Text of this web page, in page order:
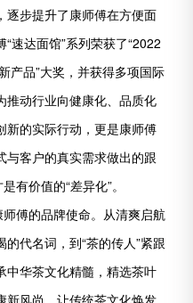
逐步提升了康师傅在方便面
速达面馆”系列荣获了“2022
品”大奖，并获得多项国际
推动行业向健康化、品质化
新的实际行动，更是康师傅
与客户的真实需求做出的跟
有价值的“差异化”。
傅的品牌使命。从清爽启航
代名词，到“茶的传人”紧跟
中华茶文化精髓，精选茶叶